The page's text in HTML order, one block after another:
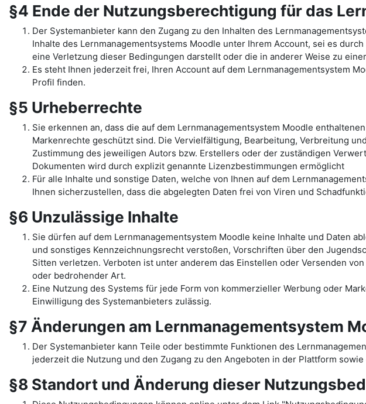
§4 Ende der Nutzungsberechtigung für das
Der Systemanbieter kann den Zugang zu den Inhalten des
Inhalte des Lernmanagementsystems Moodle unter Ihrem Account, sei es
eine Verletzung dieser Bedingungen darstellt oder die in anderer Weise zu
Es steht Ihnen jederzeit frei, Ihren Account auf dem Lernmanagementsystem
Profil finden.
§5 Urheberrechte
Sie erkennen an, dass die auf dem Lernmanagementsystem Moodle
Markenrechte geschützt sind. Die Vervielfältigung, Bearbeitung, Verbreitung
Zustimmung des jeweiligen Autors bzw. Erstellers oder der zuständigen
Dokumenten wird durch explizit genannte Lizenzbestimmungen ermöglicht
Für alle Inhalte und sonstige Daten, welche von Ihnen auf dem
Ihnen sicherzustellen, dass die abgelegten Daten frei von Viren und
§6 Unzulässige Inhalte
Sie dürfen auf dem Lernmanagementsystem Moodle keine Inhalte und Daten
und sonstiges Kennzeichnungsrecht verstoßen, Vorschriften über den
Sitten verletzen. Verboten ist unter anderem das Einstellen oder Versenden
oder bedrohender Art.
Eine Nutzung des Systems für jede Form von kommerzieller Werbung oder
Einwilligung des Systemanbieters zulässig.
§7 Änderungen am Lernmanagementsystem
Der Systemanbieter kann Teile oder bestimmte Funktionen des
jederzeit die Nutzung und den Zugang zu den Angeboten in der Plattform
§8 Standort und Änderung dieser